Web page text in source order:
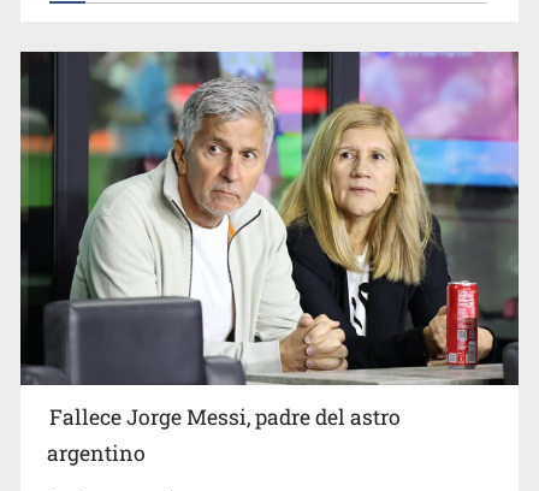
Realizan primera boda de personas sordas en Zapopan
El Senado de EE.UU. confirma a Todd Blanche,
exabogado de Trump, como fiscal general
Fallece Jorge Messi, padre del astro
argentino